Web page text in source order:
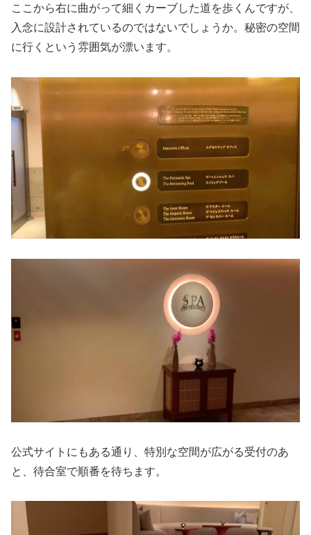
ここから右に曲がって細くカーブした道を歩くんですが、
入念に設計されているのではないでしょうか。秘密の空間
に行くという雰囲気が漂います。
公式サイトにもある通り、特別な空間が広がる受付のあ
と、待合室で順番を待ちます。